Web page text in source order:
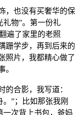
，也没有买奢华的保
礼物”。第一份礼
遍了家里的老照
跚学步，再到后来的
照片，我都精心做了
。
的合影，我写道：
”；比如那张我刚
一次背上书包，爸妈